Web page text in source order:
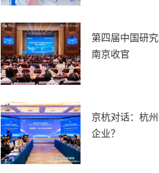
第四届中国研
南京收官
京杭对话：杭
企业？